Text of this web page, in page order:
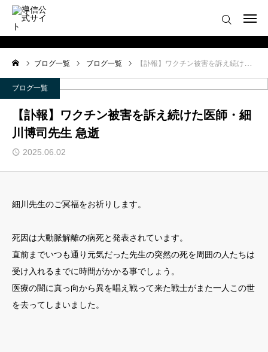
ブログ一覧 ブログ一覧 【訃報】ワクチン被害を訴え続けた医師・細川博司先生 急逝
ブログ一覧
【訃報】ワクチン被害を訴え続けた医師・細
川博司先生 急逝
2025.06.02
細川先生のご冥福をお祈りします。
死因は大動脈解離の病死と発表されています。
直前までいつも通り元気だった先生の突然の死を周囲の人たちは
受け入れるまでに時間がかかる事でしょう。
医療の闇に真っ向から異を唱え戦って来た戦士がまた一人この世
を去ってしまいました。
ログイン 会員登録について
ホーム
導信サイト／霊的真理とは
会員登録について
お役立ちアイテム
靈符※会員限定